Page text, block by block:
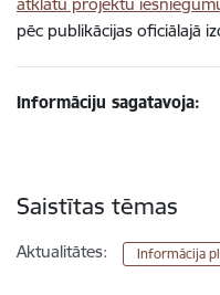
pēc publikācijas oficiālajā
Informāciju sagatavoja:
Saistītas tēmas
Aktualitātes: Informācija